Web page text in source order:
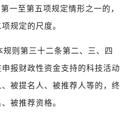
一至第五项规定情形之一的，
规定的尺度。
规则第三十二条第二、三、四
报财政性资金支持的科技活动
被提名人、被推荐人等的，终
被推荐资格。